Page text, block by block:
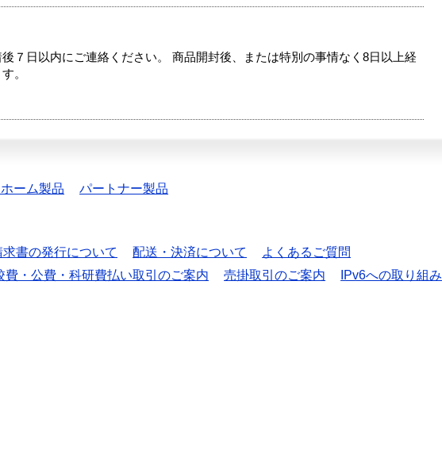
７日以内にご連絡ください。 商品開封後、または特別の事情なく8日以上経
。
ーム製品 パートナー製品
書の発行について 配送・決済について
よくあるご質問
費・公費・科研費払い取引のご案内 売掛取引のご案内
IPv6への取り組み